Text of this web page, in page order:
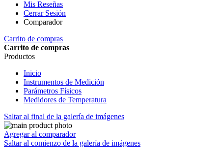
Mis Reseñas
Cerrar Sesión
Comparador
Carrito de compras
Carrito de compras
Productos
Inicio
Instrumentos de Medición
Parámetros Físicos
Medidores de Temperatura
Saltar al final de la galería de imágenes
Agregar al comparador
Saltar al comienzo de la galería de imágenes